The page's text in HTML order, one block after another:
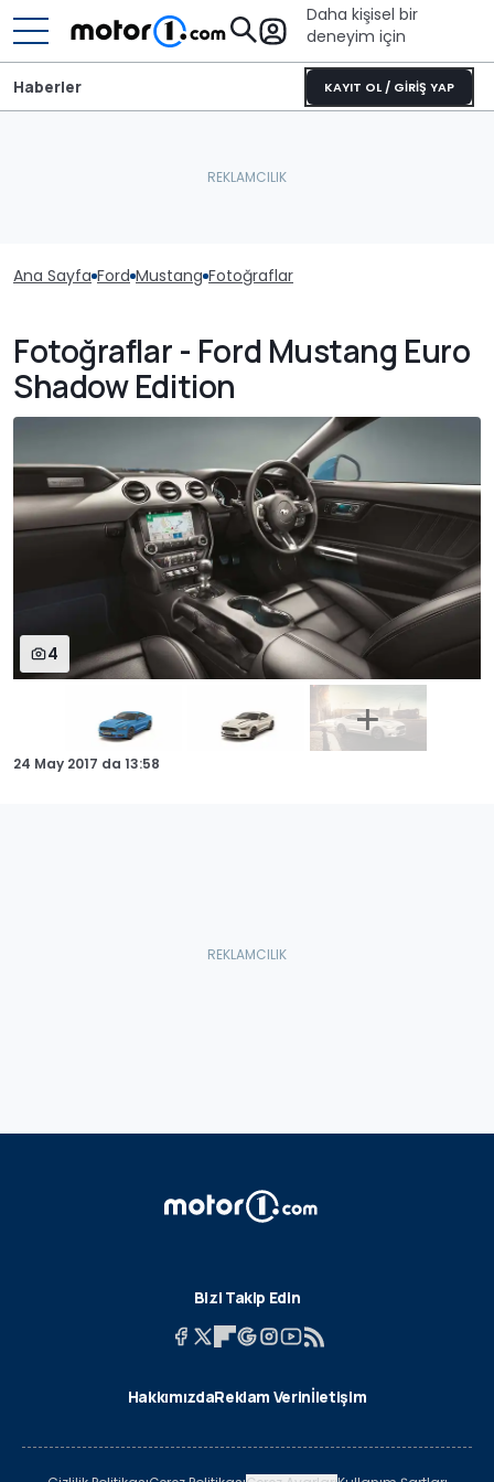
Daha kişisel bir
deneyim için
KAYIT OL / GİRİŞ YAP
Haberler
Ana Sayfa Ford Mustang Fotoğraflar
Fotoğraflar - Ford Mustang Euro
Shadow Edition
4
24 May 2017 da 13:58
Bizi Takip Edin
HakkımızdaReklam Verinİletişim